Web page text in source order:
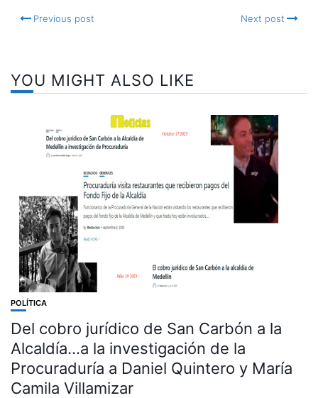
Previous post Next post
YOU MIGHT ALSO LIKE
POLÍTICA
Del cobro jurídico de San Carbón a la
Alcaldía…a la investigación de la
Procuraduría a Daniel Quintero y María
Camila Villamizar